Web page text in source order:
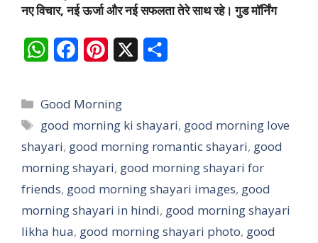
नए विचार, नई ऊर्जा और नई सफलता तेरे साथ रहे। गुड मॉर्निंग
W
t
s
A
p
p
c
e
b
o
o
k
t
e
r
e
s
r
e
Categories
Good Morning
Tags
good morning ki shayari, good morning love
shayari, good morning romantic shayari, good
morning shayari, good morning shayari for
friends, good morning shayari images, good
morning shayari in hindi, good morning shayari
likha hua, good morning shayari photo, good